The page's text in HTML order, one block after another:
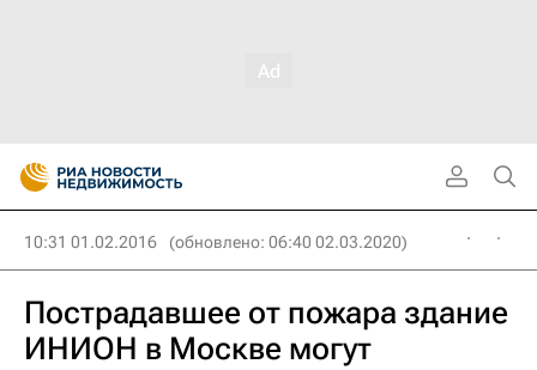
10:31 01.02.2016 (обновлено: 06:40 02.03.2020)
Пострадавшее от пожара здание
ИНИОН в Москве могут